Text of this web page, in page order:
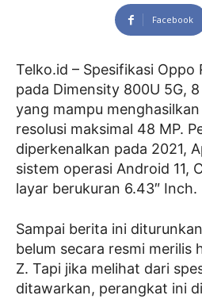
Facebook
Telko.id – Spesifikasi Oppo
pada Dimensity 800U 5G,
yang mampu
resolusi maksimal 48 MP.
diperkenalkan pada 2021,
sistem operasi Android 11,
layar berukuran 6.43″ Inch.
Sampai berita ini
belum secara resmi merilis
Z. Tapi jika melihat dari
ditawarkan, perangkat ini